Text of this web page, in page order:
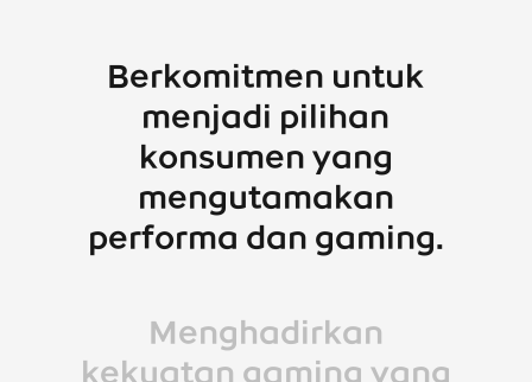
Berkomitmen untuk
menjadi pilihan
konsumen yang
mengutamakan
performa dan gaming.
Menghadirkan
kekuatan gaming yang